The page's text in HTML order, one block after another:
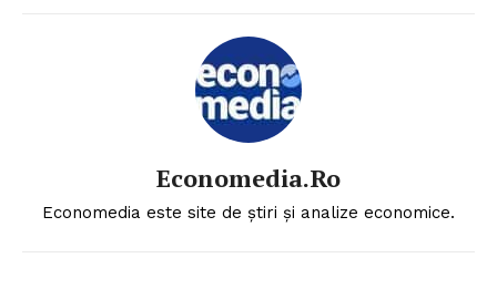
Economedia.ro
Economedia este site de știri și analize economice.